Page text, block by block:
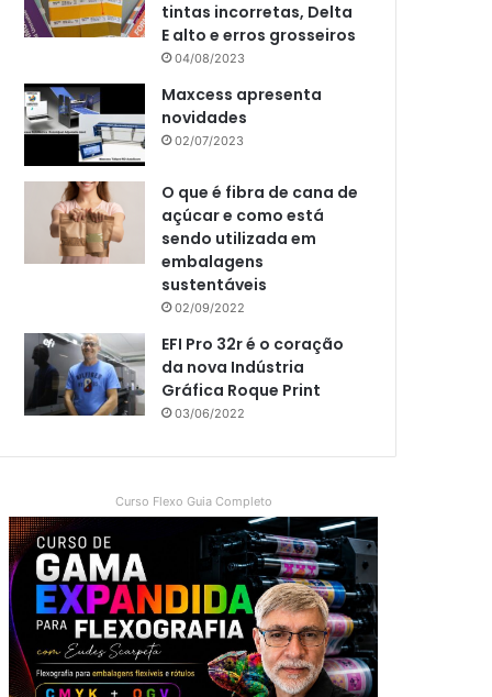
tintas incorretas, Delta
E alto e erros grosseiros
04/08/2023
Maxcess apresenta
novidades
02/07/2023
O que é fibra de cana de
açúcar e como está
sendo utilizada em
embalagens
sustentáveis
02/09/2022
EFI Pro 32r é o coração
da nova Indústria
Gráfica Roque Print
03/06/2022
Curso Flexo Guia Completo